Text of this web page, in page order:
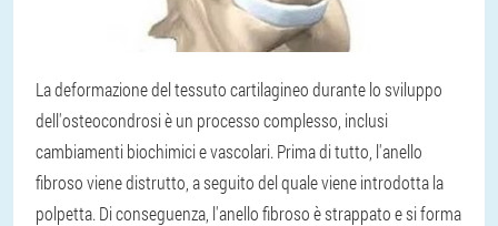
La deformazione del tessuto cartilagineo durante lo sviluppo
dell'osteocondrosi è un processo complesso, inclusi
cambiamenti biochimici e vascolari. Prima di tutto, l'anello
fibroso viene distrutto, a seguito del quale viene introdotta la
polpetta. Di conseguenza, l'anello fibroso è strappato e si forma